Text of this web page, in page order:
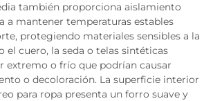
también proporciona aislamiento
a mantener temperaturas estables
protegiendo materiales sensibles a la
el cuero, la seda o telas sintéticas
extremo o frío que podrían causar
o decoloración. La superficie interior
para ropa presenta un forro suave y